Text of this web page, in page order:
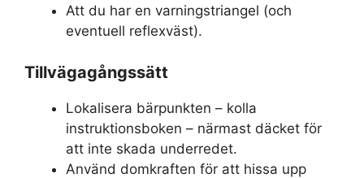
Att du har en varningstriangel (och
eventuell reflexväst).
Tillvägagångssätt
Lokalisera bärpunkten – kolla
instruktionsboken – närmast däcket för
att inte skada underredet.
Använd domkraften för att hissa upp